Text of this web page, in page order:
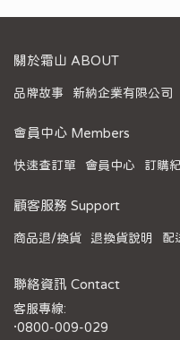
關於霜山 ABOUT
品牌故事 新納企業有限公司
會員中心 Members
快速查訂單 會員中心 訂購
顧客服務 Support
商品退/換貨 退換貨說明 配
聯絡資訊 Contact
客服專線:
·0800-009-029